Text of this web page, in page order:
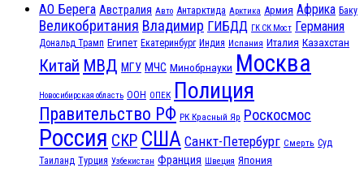
АО Берега Австралия Авто Антарктида Арктика Армия Африка Баку
Великобритания Владимир ГИБДД ГК СК Мост Германия
Дональд Трамп Египет Екатеринбург Индия Испания Италия Казахстан
Китай МВД МГУ МЧС Минобрнауки Москва
Новосибирская область ООН ОПЕК Полиция
Правительство РФ РК Красный Яр Роскосмос
Россия СКР США Санкт-Петербург Смерть Суд
Таиланд Турция Узбекистан Франция Швеция Япония